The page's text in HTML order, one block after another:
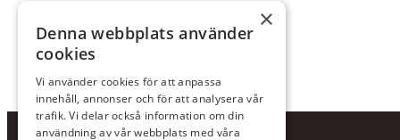
×
Denna webbplats använder
cookies
Vi använder cookies för att anpassa
innehåll, annonser och för att analysera vår
trafik. Vi delar också information om din
användning av vår webbplats med våra